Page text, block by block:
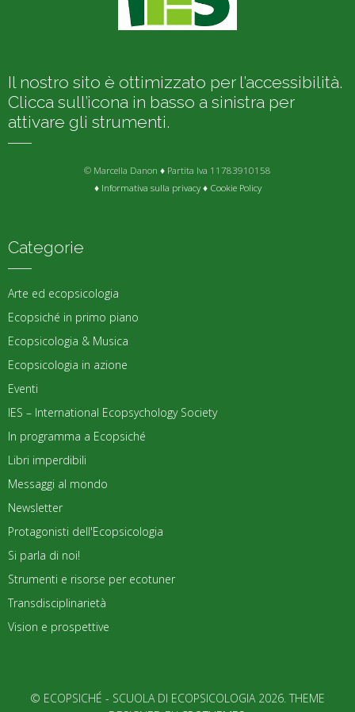
Il nostro sito è ottimizzato per l’accessibilità.
Clicca sull’icona in basso a sinistra per
attivare gli strumenti.
© Marcella Danon ♦ Partita Iva 11783910158
♦ Informativa sulla privacy♦ Cookie Policy
Categorie
Arte ed ecopsicologia
Ecopsiché in primo piano
Ecopsicologia & Musica
Ecopsicologia in azione
Eventi
IES – International Ecopsychology Society
In programma a Ecopsiché
Libri imperdibili
Messaggi al mondo
Newsletter
Protagonisti dell'Ecopsicologia
Si parla di noi!
Strumenti e risorse per ecotuner
Transdisciplinarietà
Vision e prospettive
© ECOPSICHÉ - SCUOLA DI ECOPSICOLOGIA 2026. THEME